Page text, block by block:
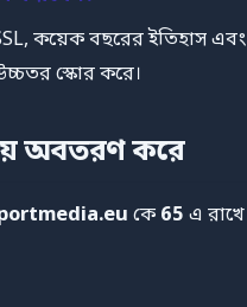
কয়েক বছরের ইতিহাস এবং
স্কোর করে।
অবতরণ করে
কে 65 এ রাখে